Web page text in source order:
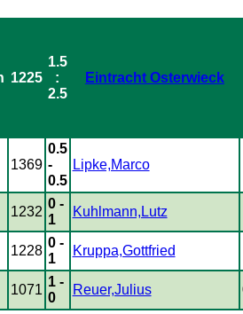
1225
1.5
:
2.5
Eintracht Osterwieck
1369
0.5
-
0.5
Lipke,Marco
1232
0 -
1
Kuhlmann,Lutz
1228
0 -
1
Kruppa,Gottfried
1071
1 -
0
Reuer,Julius